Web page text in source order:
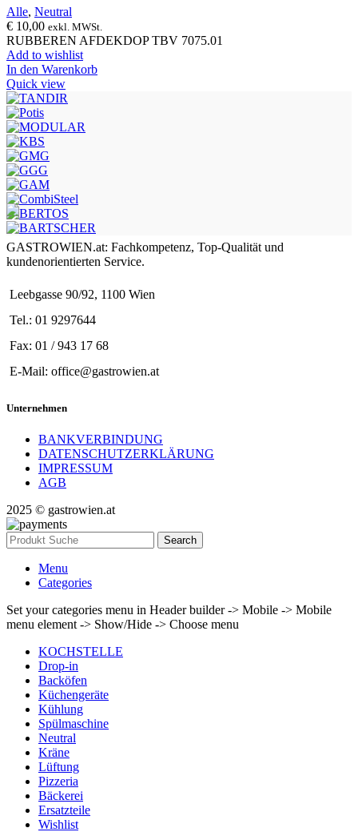
Alle, Neutral
€ 10,00 exkl. MWSt.
RUBBEREN AFDEKDOP TBV 7075.01
Add to wishlist
In den Warenkorb
Quick view
GASTROWIEN.at: Fachkompetenz, Top-Qualität und
kundenorientierten Service.
Leebgasse 90/92, 1100 Wien
Tel.: 01 9297644
Fax: 01 / 943 17 68
E-Mail: office@gastrowien.at
Unternehmen
BANKVERBINDUNG
DATENSCHUTZERKLÄRUNG
IMPRESSUM
AGB
2025 © gastrowien.at
Search
Menu
Categories
Set your categories menu in Header builder -> Mobile -> Mobile
menu element -> Show/Hide -> Choose menu
KOCHSTELLE
Drop-in
Backöfen
Küchengeräte
Kühlung
Spülmaschine
Neutral
Kräne
Lüftung
Pizzeria
Bäckerei
Ersatzteile
Wishlist